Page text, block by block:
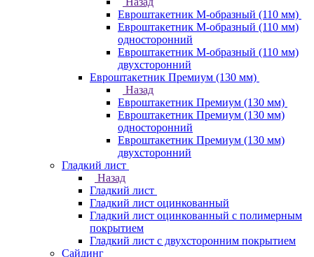
Евроштакетник М-образный (110 мм)
Евроштакетник М-образный (110 мм)
односторонний
Евроштакетник М-образный (110 мм)
двухсторонний
Евроштакетник Премиум (130 мм)
Назад
Евроштакетник Премиум (130 мм)
Евроштакетник Премиум (130 мм)
односторонний
Евроштакетник Премиум (130 мм)
двухсторонний
Гладкий лист
Назад
Гладкий лист
Гладкий лист оцинкованный
Гладкий лист оцинкованный с полимерным
покрытием
Гладкий лист с двухсторонним покрытием
Сайдинг